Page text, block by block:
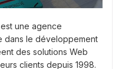
une agence
dans le développement
des solutions Web
clients depuis 1998.